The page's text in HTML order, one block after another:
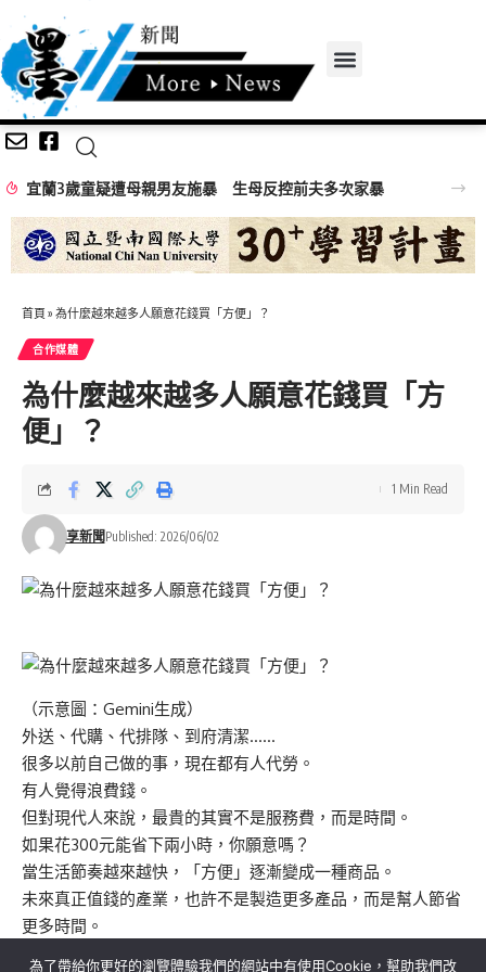
宜蘭3歲童疑遭母親男友施暴 生母反控前夫多次家暴
首頁 » 為什麼越來越多人願意花錢買「方便」？
合作媒體
為什麼越來越多人願意花錢買「方
便」？
享新聞 Published: 2026/06/02
1 Min Read
（示意圖：Gemini生成）
外送、代購、代排隊、到府清潔……
很多以前自己做的事，現在都有人代勞。
有人覺得浪費錢。
但對現代人來說，最貴的其實不是服務費，而是時間。
如果花300元能省下兩小時，你願意嗎？
當生活節奏越來越快，「方便」逐漸變成一種商品。
未來真正值錢的產業，也許不是製造更多產品，而是幫人節省
更多時間。
為了帶給你更好的瀏覽體驗我們的網站中有使用Cookie，幫助我們改